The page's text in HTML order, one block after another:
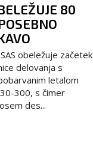
80
SAS obeležuje začetek
delovanja s
letalom
300, s čimer
des...